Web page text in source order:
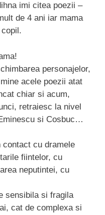
imi citea poezii –
de 4 ani iar mama
personajelor,
acele poezii atat
chiar si acum,
retraiesc la nivel
si Cosbuc…
cu dramele
fiintelor, cu
neputintei, cu
sensibila si fragila
cat de complexa si